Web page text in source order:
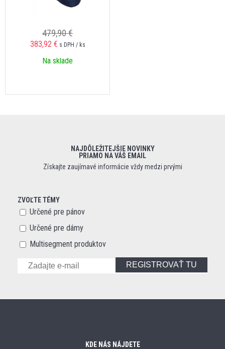
479,90 €
383,92 € s DPH / ks
Na sklade
NAJDÔLEŽITEJŠIE NOVINKY
PRIAMO NA VÁŠ EMAIL
Získajte zaujímavé informácie vždy medzi prvými
ZVOĽTE TÉMY
Určené pre pánov
Určené pre dámy
Multisegment produktov
REGISTROVAŤ TU
KDE NÁS NÁJDETE